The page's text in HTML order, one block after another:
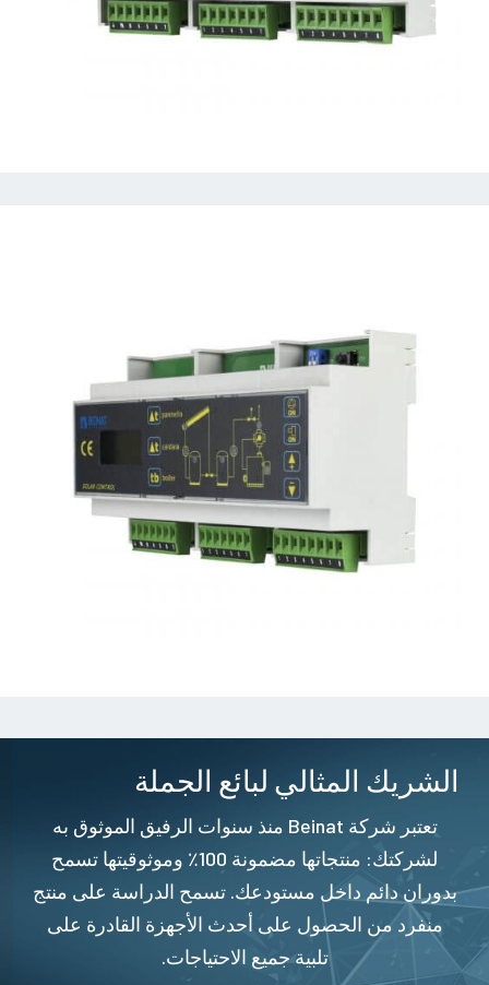
الشريك المثالي لبائع الجملة
تعتبر شركة Beinat منذ سنوات الرفيق الموثوق به
لشركتك: منتجاتها مضمونة 100٪ وموثوقيتها تسمح
بدوران دائم داخل مستودعك. تسمح الدراسة على منتج
منفرد من الحصول على أحدث الأجهزة القادرة على
تلبية جميع الاحتياجات.